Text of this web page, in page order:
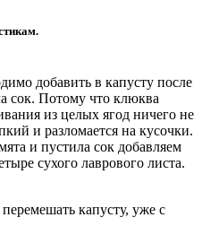
добавить в капусту после
сок. Потому что клюква
из целых ягод ничего не
и разломается на кусочки.
и пустила сок добавляем
сухого лаврового листа.
капусту, уже с